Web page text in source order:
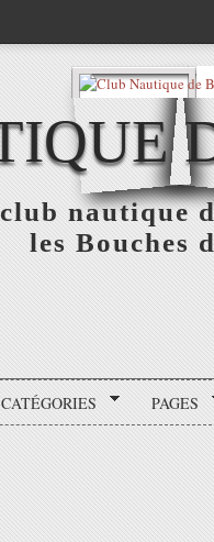
nautique
les Bouches
CATÉGORIES PAGES